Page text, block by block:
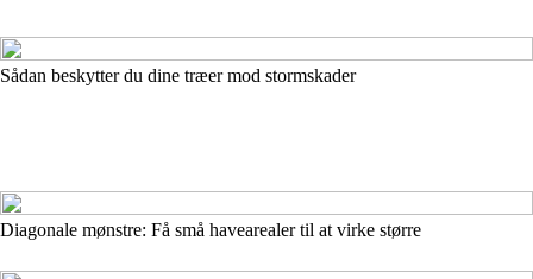
Sådan beskytter du dine træer mod stormskader
Diagonale mønstre: Få små havearealer til at virke større